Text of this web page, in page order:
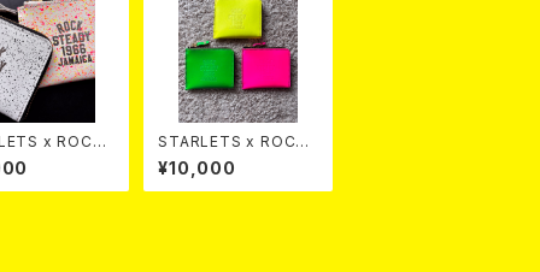
x ROCKS
STARLETS x ROCKS
TEADY Small Wallet
¥10,000